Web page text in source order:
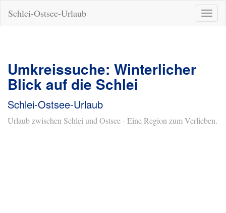
ein-/
Schlei-Ostsee-Urlaub
Umkreissuche: Winterlicher
Blick auf die Schlei
Schlei-Ostsee-Urlaub
Urlaub zwischen Schlei und Ostsee - Eine Region zum Verlieben.